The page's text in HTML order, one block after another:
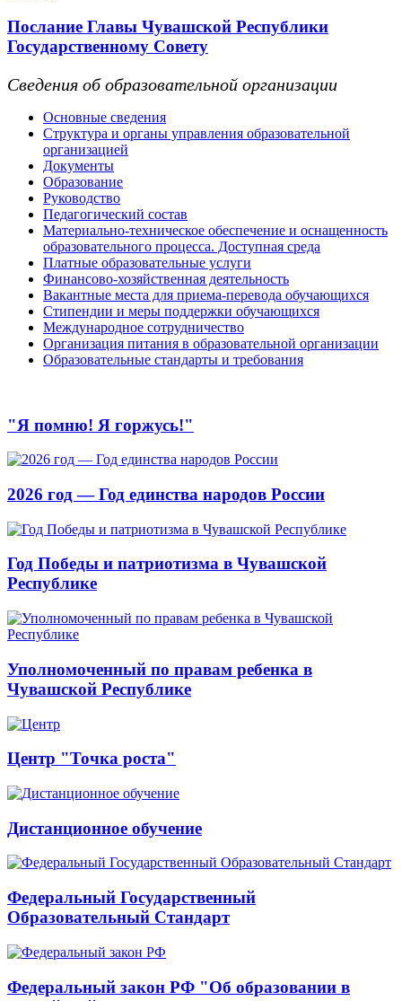
Послание Главы Чувашской Республики
Государственному Совету
Сведения об образовательной организации
Основные сведения
Структура и органы управления образовательной
организацией
Документы
Образование
Руководство
Педагогический состав
Материально-техническое обеспечение и оснащенность
образовательного процесса. Доступная среда
Платные образовательные услуги
Финансово-хозяйственная деятельность
Вакантные места для приема-перевода обучающихся
Стипендии и меры поддержки обучающихся
Международное сотрудничество
Организация питания в образовательной организации
Образовательные стандарты и требования
"Я помню! Я горжусь!"
2026 год — Год единства народов России
Год Победы и патриотизма в Чувашской
Республике
Уполномоченный по правам ребенка в
Чувашской Республике
Центр "Точка роста"
Дистанционное обучение
Федеральный Государственный
Образовательный Стандарт
Федеральный закон РФ "Об образовании в